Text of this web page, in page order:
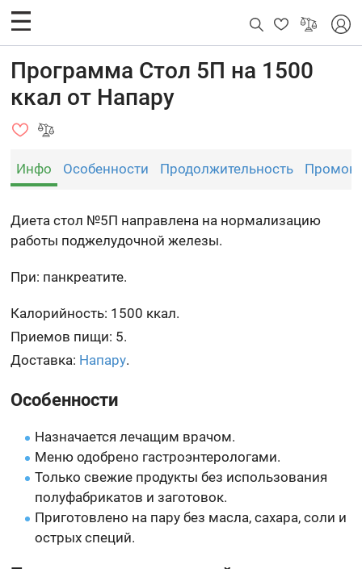
Программа Стол 5П на 1500
ккал от Напару
Инфо Особенности Продолжительность
Диета стол №5П направлена на нормализацию
работы поджелудочной железы.
При: панкреатите.
Калорийность: 1500 ккал.
Приемов пищи: 5.
Доставка: Напару.
Особенности
Назначается лечащим врачом.
Меню одобрено гастроэнтерологами.
Только свежие продукты без использования
полуфабрикатов и заготовок.
Приготовлено на пару без масла, сахара, соли и
острых специй.